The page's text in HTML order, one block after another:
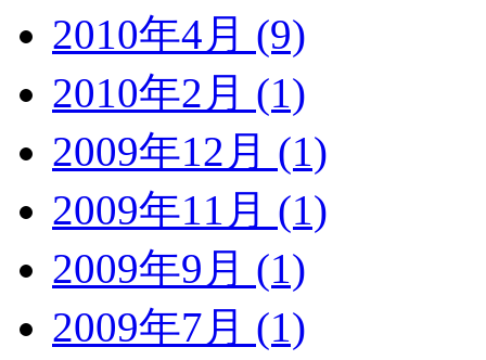
2010年4月 (9)
2010年2月 (1)
2009年12月 (1)
2009年11月 (1)
2009年9月 (1)
2009年7月 (1)